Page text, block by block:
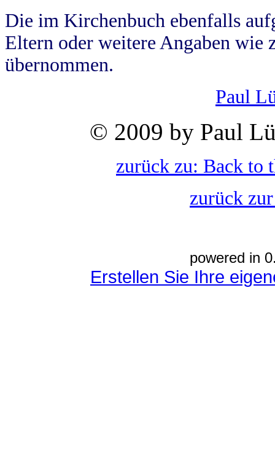
Die im Kirchenbuch ebenfalls
Eltern oder weitere Angaben wie
übernommen.
Paul
© 2009 by Paul
zurück zu: Back to
zurück
powered in
Erstellen Sie Ihre